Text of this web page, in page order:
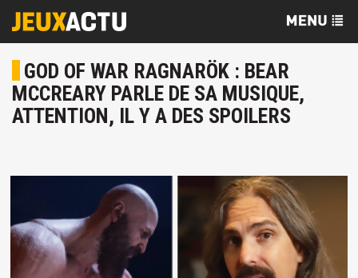
GOD OF WAR RAGNARÖK : BEAR
MCCREARY PARLE DE SA MUSIQUE,
ATTENTION, IL Y A DES SPOILERS